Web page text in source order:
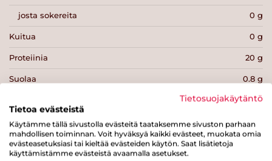
josta sokereita 0 g
Kuitua 0 g
Proteiinia 20 g
Suolaa 0.8 g
Tulosta sivu Jaa tuote
Tietosuojakäytäntö
Tietoa evästeistä
Käytämme tällä sivustolla evästeitä taataksemme sivuston parhaan
mahdollisen toiminnan. Voit hyväksyä kaikki evästeet, muokata omia
evästeasetuksiasi tai kieltää evästeiden käytön. Saat lisätietoja
käyttämistämme evästeistä avaamalla asetukset.